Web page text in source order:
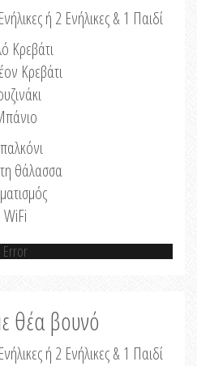
ή 2 Ενήλικες & 1 Παιδί
Κρεβάτι
Κρεβάτι
θάλασσα
WiFi
Error
θέα βουνό
ή 2 Ενήλικες & 1 Παιδί